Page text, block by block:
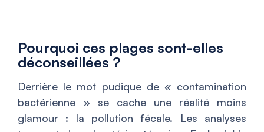
Pourquoi ces plages sont-elles
déconseillées ?
Derrière le mot pudique de « contamination
bactérienne » se cache une réalité moins
glamour : la pollution fécale. Les analyses